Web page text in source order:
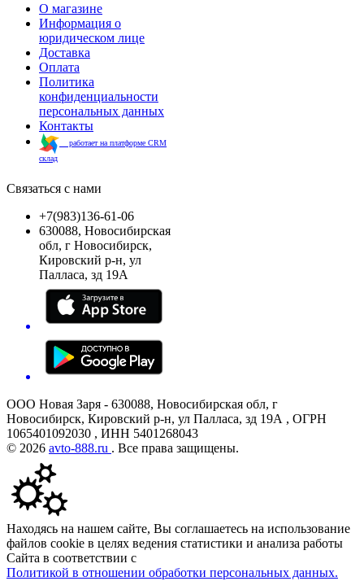
О магазине
Информация о
юридическом лице
Доставка
Оплата
Политика
конфиденциальности
персональных данных
Контакты
работает на платформе CRM
склад
Связаться с нами
+7(983)136-61-06
630088, Новосибирская
обл, г Новосибирск,
Кировский р-н, ул
Палласа, зд 19А
ООО Новая Заря - 630088, Новосибирская обл, г
Новосибирск, Кировский р-н, ул Палласа, зд 19А , ОГРН
1065401092030 , ИНН 5401268043
© 2026 avto-888.ru . Все права защищены.
Находясь на нашем сайте, Вы соглашаетесь на использование
файлов cookie в целях ведения статистики и анализа работы
Сайта в соответствии с
Политикой в отношении обработки персональных данных.